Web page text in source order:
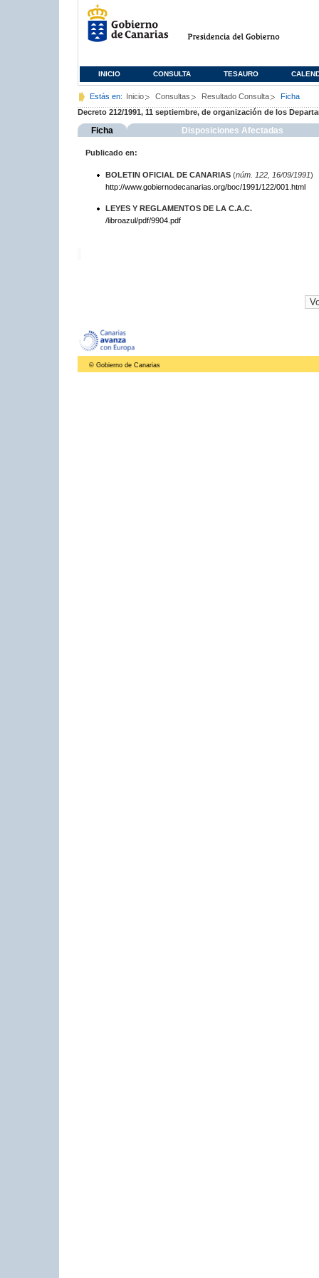
INICIO CONSULTA TESAURO
Estás en: Inicio Consultas Resultado Consulta
Ficha
Decreto 212/1991, 11 septiembre, de organización de los
Ficha Disposiciones Afectadas
Publicado en:
BOLETIN OFICIAL DE CANARIAS(núm. 122, 16/09/1991)
http://www.gobiernodecanarias.org/boc/1991/122/001.html
LEYES Y REGLAMENTOS DE LA C.A.C.
/libroazul/pdf/9904.pdf
© Gobierno de Canarias